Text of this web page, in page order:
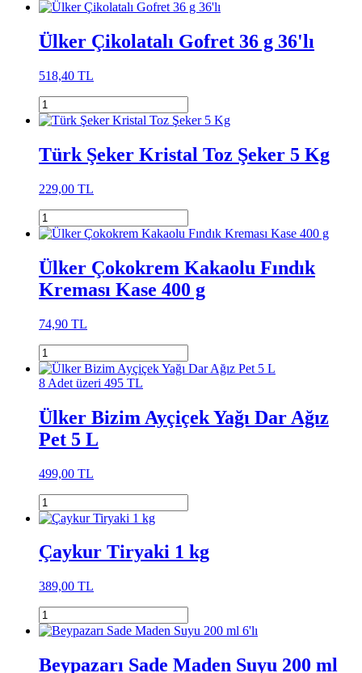
Ülker Çikolatalı Gofret 36 g 36'lı
518,40 TL
Türk Şeker Kristal Toz Şeker 5 Kg
229,00 TL
Ülker Çokokrem Kakaolu Fındık
Kreması Kase 400 g
74,90 TL
8 Adet üzeri 495 TL
Ülker Bizim Ayçiçek Yağı Dar Ağız
Pet 5 L
499,00 TL
Çaykur Tiryaki 1 kg
389,00 TL
Beypazarı Sade Maden Suyu 200 ml